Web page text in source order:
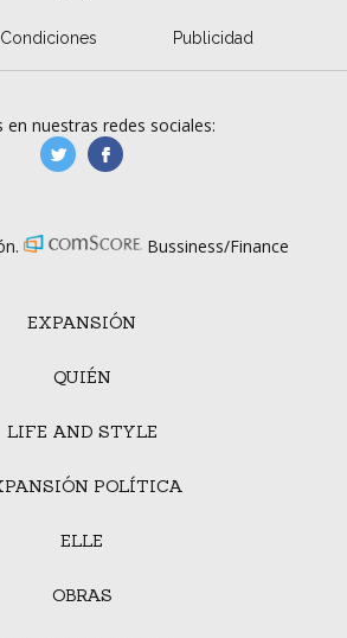
Publicidad
EXPANSIÓN
QUIÉN
LIFE AND STYLE
POLÍTICA
ELLE
OBRAS
en nuestras redes sociales:
manufacturaGE
Bussiness/Finance